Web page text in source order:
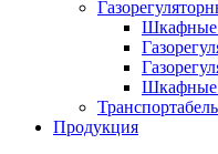
Шкафные
Шкафные
Продукция